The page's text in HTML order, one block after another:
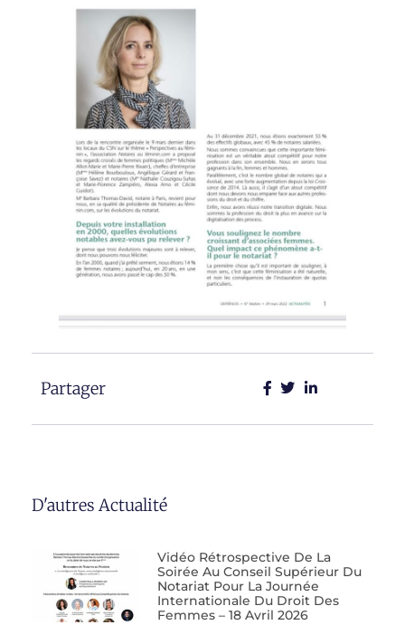
Partager
D'autres Actualité
Vidéo Rétrospective De La
Soirée Au Conseil Supérieur Du
Notariat Pour La Journée
Internationale Du Droit Des
Femmes – 18 Avril 2026